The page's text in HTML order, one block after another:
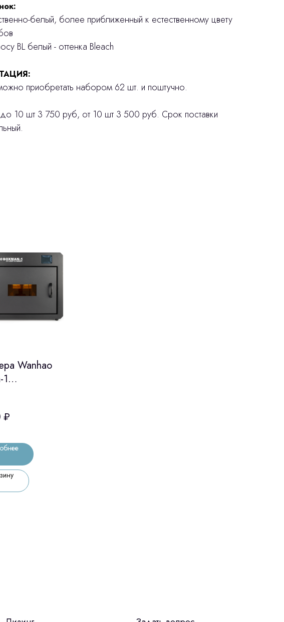
белый, более приближенный к естественному цвету
BL белый - оттенка Bleach
приобретать набором 62 шт. и поштучно.
10 шт 3 750 руб, от 10 шт 3 500 руб. Срок поставки
Wanhao
₽